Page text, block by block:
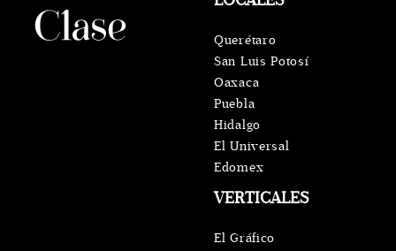
VERTICALES
El Gráfico
Querétaro
San Luis Potosí
Oaxaca
Puebla
Hidalgo
El Universal
Edomex